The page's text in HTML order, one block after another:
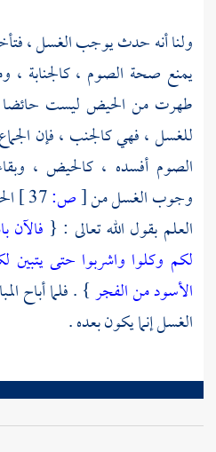
ولنا أنه حدث يوجب الغسل ،
يمنع صحة الصوم ، كالجنابة
طهرت من الحيض ليست حائضا
للغسل ، فهي كالجنب ، فإن
الصوم أفسده ، كالحيض ،
وجوب الغسل من[ص:
العلم بقول الله تعالى : { فالآن
لكم وكلوا واشربوا حتى يتبين
الأسود من الفجر} . فلما أباح
الغسل إنما يكون بعده .